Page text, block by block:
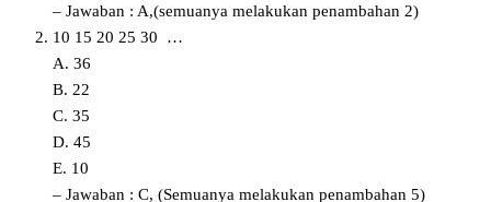
– Jawaban : A,(semuanya melakukan penambahan 2)
10 15 20 25 30 …
A. 36
B. 22
C. 35
D. 45
E. 10
– Jawaban : C, (Semuanya melakukan penambahan 5)